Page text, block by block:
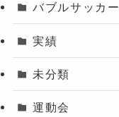
バブルサッカー
実績
未分類
運動会